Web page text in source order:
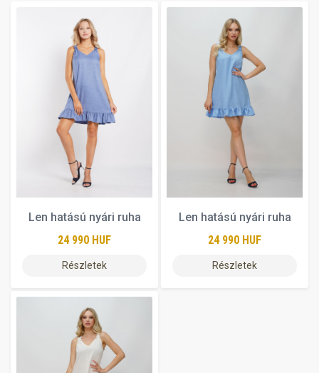
Len hatású nyári ruha
24 990 HUF
Részletek
Len hatású nyári ruha
24 990 HUF
Részletek